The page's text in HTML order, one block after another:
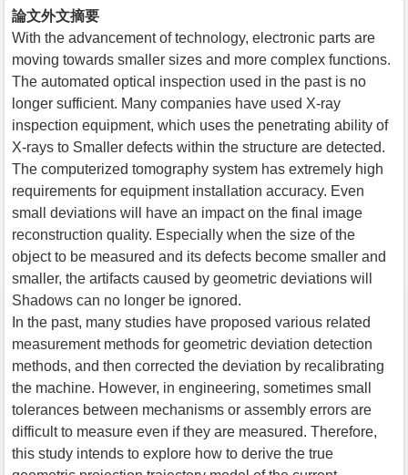
論文外文摘要
With the advancement of technology, electronic parts are
moving towards smaller sizes and more complex functions.
The automated optical inspection used in the past is no
longer sufficient. Many companies have used X-ray
inspection equipment, which uses the penetrating ability of
X-rays to Smaller defects within the structure are detected.
The computerized tomography system has extremely high
requirements for equipment installation accuracy. Even
small deviations will have an impact on the final image
reconstruction quality. Especially when the size of the
object to be measured and its defects become smaller and
smaller, the artifacts caused by geometric deviations will
Shadows can no longer be ignored.
In the past, many studies have proposed various related
measurement methods for geometric deviation detection
methods, and then corrected the deviation by recalibrating
the machine. However, in engineering, sometimes small
tolerances between mechanisms or assembly errors are
difficult to measure even if they are measured. Therefore,
this study intends to explore how to derive the true